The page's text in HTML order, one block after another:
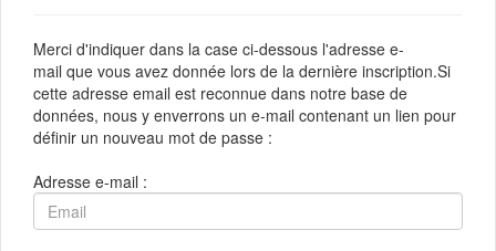
Merci d'indiquer dans la case ci-dessous l'adresse e-
mail que vous avez donnée lors de la dernière inscription.Si
cette adresse email est reconnue dans notre base de
données, nous y enverrons un e-mail contenant un lien pour
définir un nouveau mot de passe :
Adresse e-mail :